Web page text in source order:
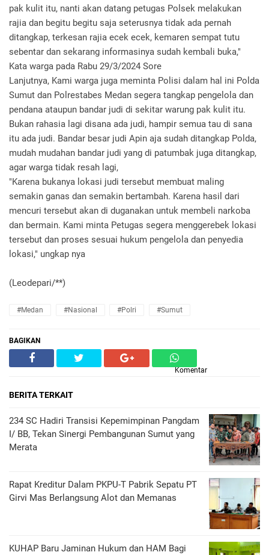
pak kulit itu, nanti akan datang petugas Polsek melakukan
rajia dan begitu begitu saja seterusnya tidak ada pernah
ditangkap, terkesan rajia ecek ecek, kemaren sempat tutu
sebentar dan sekarang informasinya sudah kembali buka,"
Kata warga pada Rabu 29/3/2024 Sore
Lanjutnya, Kami warga juga meminta Polisi dalam hal ini Polda
Sumut dan Polrestabes Medan segera tangkap pengelola dan
pendana ataupun bandar judi di sekitar warung pak kulit itu.
Bukan rahasia lagi disana ada judi, hampir semua tau di sana
itu ada judi. Bandar besar judi Apin aja sudah ditangkap Polda,
mudah mudahan bandar judi yang di patumbak juga ditangkap,
agar warga tidak resah lagi,
"Karena bukanya lokasi judi tersebut membuat maling
semakin ganas dan semakin bertambah. Karena hasil dari
mencuri tersebut akan di duganakan untuk membeli narkoba
dan bermain. Kami minta Petugas segera menggerebek lokasi
tersebut dan proses sesuai hukum pengelola dan penyedia
lokasi," ungkap nya
(Leodepari/**)
#Medan #Nasional #Polri #Sumut
BAGIKAN
Komentar
BERITA TERKAIT
234 SC Hadiri Transisi Kepemimpinan Pangdam
I/ BB, Tekan Sinergi Pembangunan Sumut yang
Merata
Rapat Kreditur Dalam PKPU-T Pabrik Sepatu PT
Girvi Mas Berlangsung Alot dan Memanas
KUHAP Baru Jaminan Hukum dan HAM Bagi